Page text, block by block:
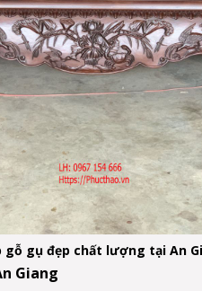
gỗ gụ đẹp chất lượng tại An
Giang